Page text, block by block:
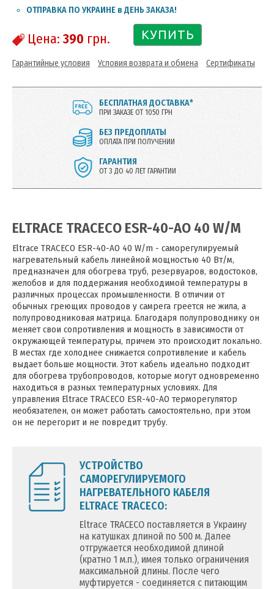
ОТПРАВКА ПО УКРАИНЕ в ДЕНЬ ЗАКАЗА!
Цена: 390 грн. КУПИТЬ
Гарантийные условия Условия возврата и обмена Сертификаты
БЕСПЛАТНАЯ ДОСТАВКА*
ПРИ ЗАКАЗЕ ОТ 1050 ГРН
БЕЗ ПРЕДОПЛАТЫ
ОПЛАТА ПРИ ПОЛУЧЕНИИ
ГАРАНТИЯ
ОТ 3 ДО 40 ЛЕТ ГАРАНТИИ
ELTRACE TRACECO ESR-40-AO 40 W/M
Eltrace TRACECO ESR-40-AO 40 W/m - саморегулируемый
нагревательный кабель линейной мощностью 40 Вт/м,
предназначен для обогрева труб, резервуаров, водостоков,
желобов и для поддержания необходимой температуры в
различных процессах промышленности. В отличии от
обычных греющих проводов у самрега греется не жила, а
полупроводниковая матрица. Благодаря полупроводнику он
меняет свои сопротивления и мощность в зависимости от
окружающей температуры, причем это происходит локально.
В местах где холоднее снижается сопротивление и кабель
выдает больше мощности. Этот кабель идеально подходит
для обогрева трубопроводов, которые могут одновременно
находиться в разных температурных условиях. Для
управления Eltrace TRACECO ESR-40-AO терморегулятор
необязателен, он может работать самостоятельно, при этом
он не перегорит и не повредит трубу.
УСТРОЙСТВО
САМОРЕГУЛИРУЕМОГО
НАГРЕВАТЕЛЬНОГО КАБЕЛЯ
ELTRACE TRACECO:
Eltrace TRACECO поставляется в Украину
на катушках длиной по 500 м. Далее
отгружается необходимой длиной
(кратно 1 м.п.), имея только ограничения
максимальной длины. После чего
муфтируется - соединяется с питающим